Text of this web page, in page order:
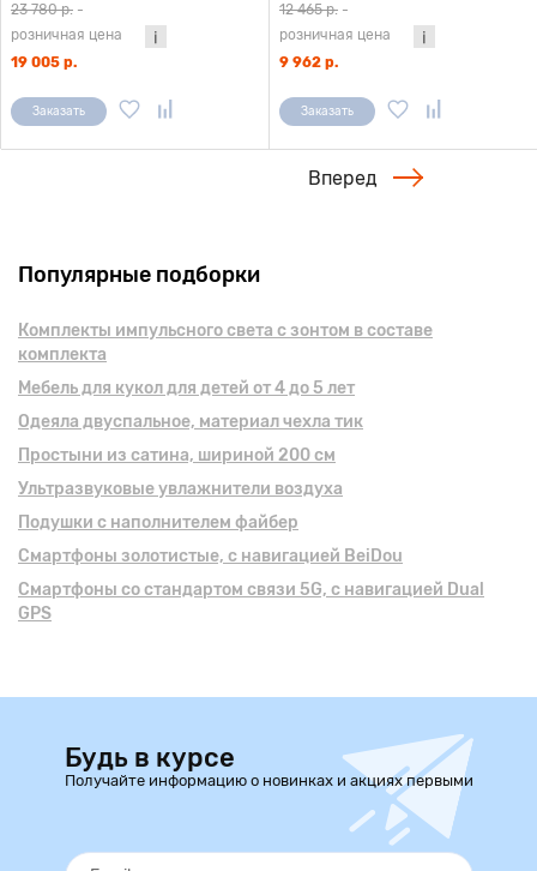
23 780 р. -
розничная цена
19 005 р.
Заказать
12 465 р. -
розничная цена
9 962 р.
Заказать
Вперед
Популярные подборки
Комплекты импульсного света с зонтом в составе
комплекта
Мебель для кукол для детей от 4 до 5 лет
Одеяла двуспальное, материал чехла тик
Простыни из сатина, шириной 200 см
Ультразвуковые увлажнители воздуха
Подушки с наполнителем файбер
Смартфоны золотистые, с навигацией BeiDou
Смартфоны cо стандартом связи 5G, с навигацией Dual
GPS
Будь в курсе
Получайте информацию о новинках и акциях первыми